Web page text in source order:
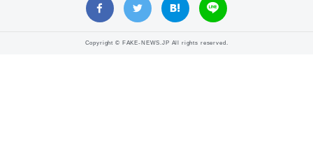
Copyright © FAKE-NEWS.JP All rights reserved.